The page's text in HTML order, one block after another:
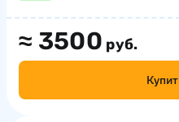
≈ 3500 руб.